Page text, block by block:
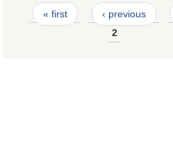
Pages
« first ‹ previous
2